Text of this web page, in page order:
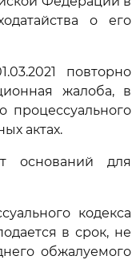
о его
повторно
жалоба, в
процессуального
актах.
оснований для
кодекса
в срок, не
обжалуемого